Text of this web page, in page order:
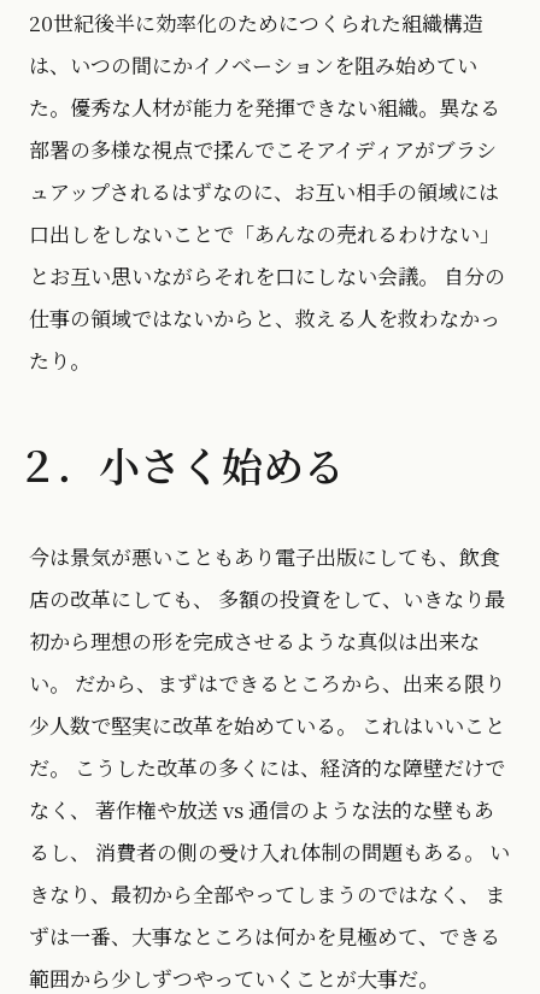
20世紀後半に効率化のためにつくられた組織構造
は、いつの間にかイノベーションを阻み始めてい
た。優秀な人材が能力を発揮できない組織。異なる
部署の多様な視点で揉んでこそアイディアがブラシ
ュアップされるはずなのに、お互い相手の領域には
口出しをしないことで「あんなの売れるわけない」
とお互い思いながらそれを口にしない会議。 自分の
仕事の領域ではないからと、救える人を救わなかっ
たり。
２．小さく始める
今は景気が悪いこともあり電子出版にしても、飲食
店の改革にしても、 多額の投資をして、いきなり最
初から理想の形を完成させるような真似は出来な
い。 だから、まずはできるところから、出来る限り
少人数で堅実に改革を始めている。 これはいいこと
だ。 こうした改革の多くには、経済的な障壁だけで
なく、 著作権や放送 vs 通信のような法的な壁もあ
るし、 消費者の側の受け入れ体制の問題もある。 い
きなり、最初から全部やってしまうのではなく、 ま
ずは一番、大事なところは何かを見極めて、できる
範囲から少しずつやっていくことが大事だ。